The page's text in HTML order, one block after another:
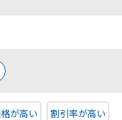
が高い 割引率が高い